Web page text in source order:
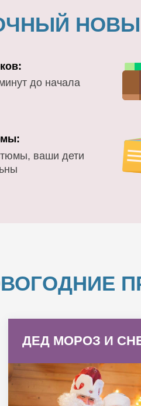
до начала
ваши дети
ДЕД МОРОЗ И